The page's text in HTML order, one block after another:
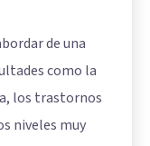
de una
como la
los trastornos
niveles muy